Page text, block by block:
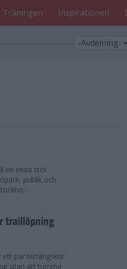
Träningen Inspirationen
en enda stor
publik och
traillöpning
ett par terrängskor
utan att tumma